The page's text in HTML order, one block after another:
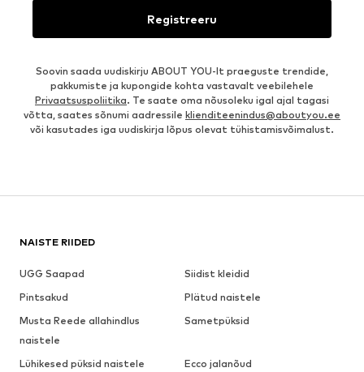
Registreeru
Soovin saada uudiskirju ABOUT YOU-lt praeguste trendide,
pakkumiste ja kupongide kohta vastavalt veebilehele
Privaatsuspoliitika. Te saate oma nõusoleku igal ajal tagasi
võtta, saates sõnumi aadressile klienditeenindus@aboutyou.ee
või kasutades iga uudiskirja lõpus olevat tühistamisvõimalust.
NAISTE RIIDED
UGG Saapad
Siidist kleidid
Pintsakud
Plätud naistele
Musta Reede allahindlus
naistele
Sametpüksid
Lühikesed püksid naistele
Ecco jalanõud